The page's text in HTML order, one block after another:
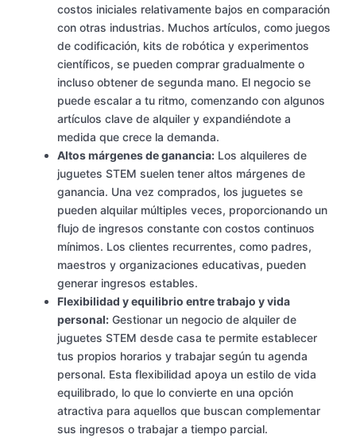
costos iniciales relativamente bajos en comparación
con otras industrias. Muchos artículos, como juegos
de codificación, kits de robótica y experimentos
científicos, se pueden comprar gradualmente o
incluso obtener de segunda mano. El negocio se
puede escalar a tu ritmo, comenzando con algunos
artículos clave de alquiler y expandiéndote a
medida que crece la demanda.
Altos márgenes de ganancia: Los alquileres de
juguetes STEM suelen tener altos márgenes de
ganancia. Una vez comprados, los juguetes se
pueden alquilar múltiples veces, proporcionando un
flujo de ingresos constante con costos continuos
mínimos. Los clientes recurrentes, como padres,
maestros y organizaciones educativas, pueden
generar ingresos estables.
Flexibilidad y equilibrio entre trabajo y vida
personal: Gestionar un negocio de alquiler de
juguetes STEM desde casa te permite establecer
tus propios horarios y trabajar según tu agenda
personal. Esta flexibilidad apoya un estilo de vida
equilibrado, lo que lo convierte en una opción
atractiva para aquellos que buscan complementar
sus ingresos o trabajar a tiempo parcial.